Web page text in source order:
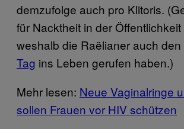
demzufolge auch pro Klitoris.
für Nacktheit in der Öffentlichkeit
weshalb die Raëlianer auch den
Tag ins Leben gerufen haben.)
Mehr lesen: Neue Vaginalringe
sollen Frauen vor HIV schützen